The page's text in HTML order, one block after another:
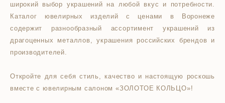
широкий выбор украшений на любой вкус и потребности.
Каталог ювелирных изделий с ценами в Воронеже
содержит разнообразный ассортимент украшений из
драгоценных металлов, украшения российских брендов и
производителей.
Откройте для себя стиль, качество и настоящую роскошь
вместе с ювелирным салоном «ЗОЛОТОЕ КОЛЬЦО»!